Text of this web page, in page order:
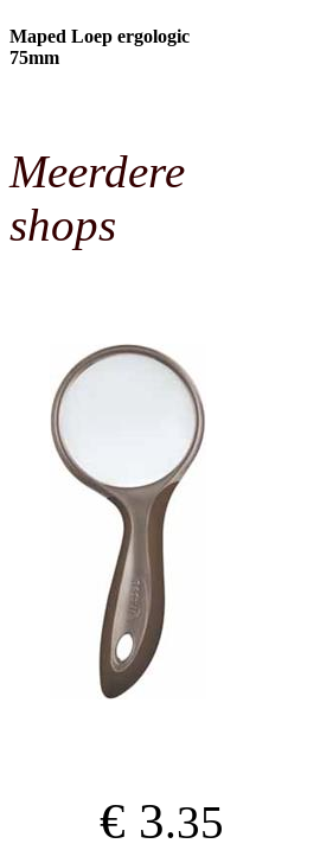
Maped Loep ergologic
75mm
Meerdere
shops
€ 3.35